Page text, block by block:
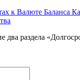
к Валюте Баланса
два раздела